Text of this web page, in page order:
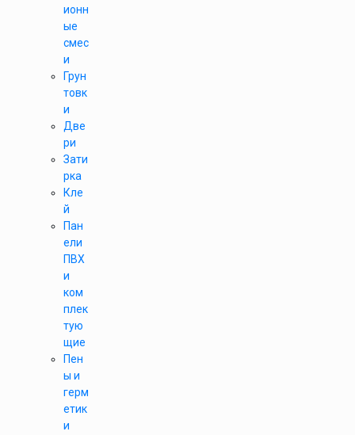
ионн
ые
смес
и
Грун
товк
и
Две
ри
Зати
рка
Кле
й
Пан
ели
ПВХ
и
ком
плек
тую
щие
Пен
ы и
герм
етик
и